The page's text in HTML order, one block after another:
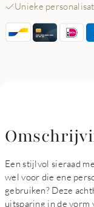
Unieke
Een stijlvol sieraad
wel voor die ene
gebruiken? Deze
uitsparing in de vorm